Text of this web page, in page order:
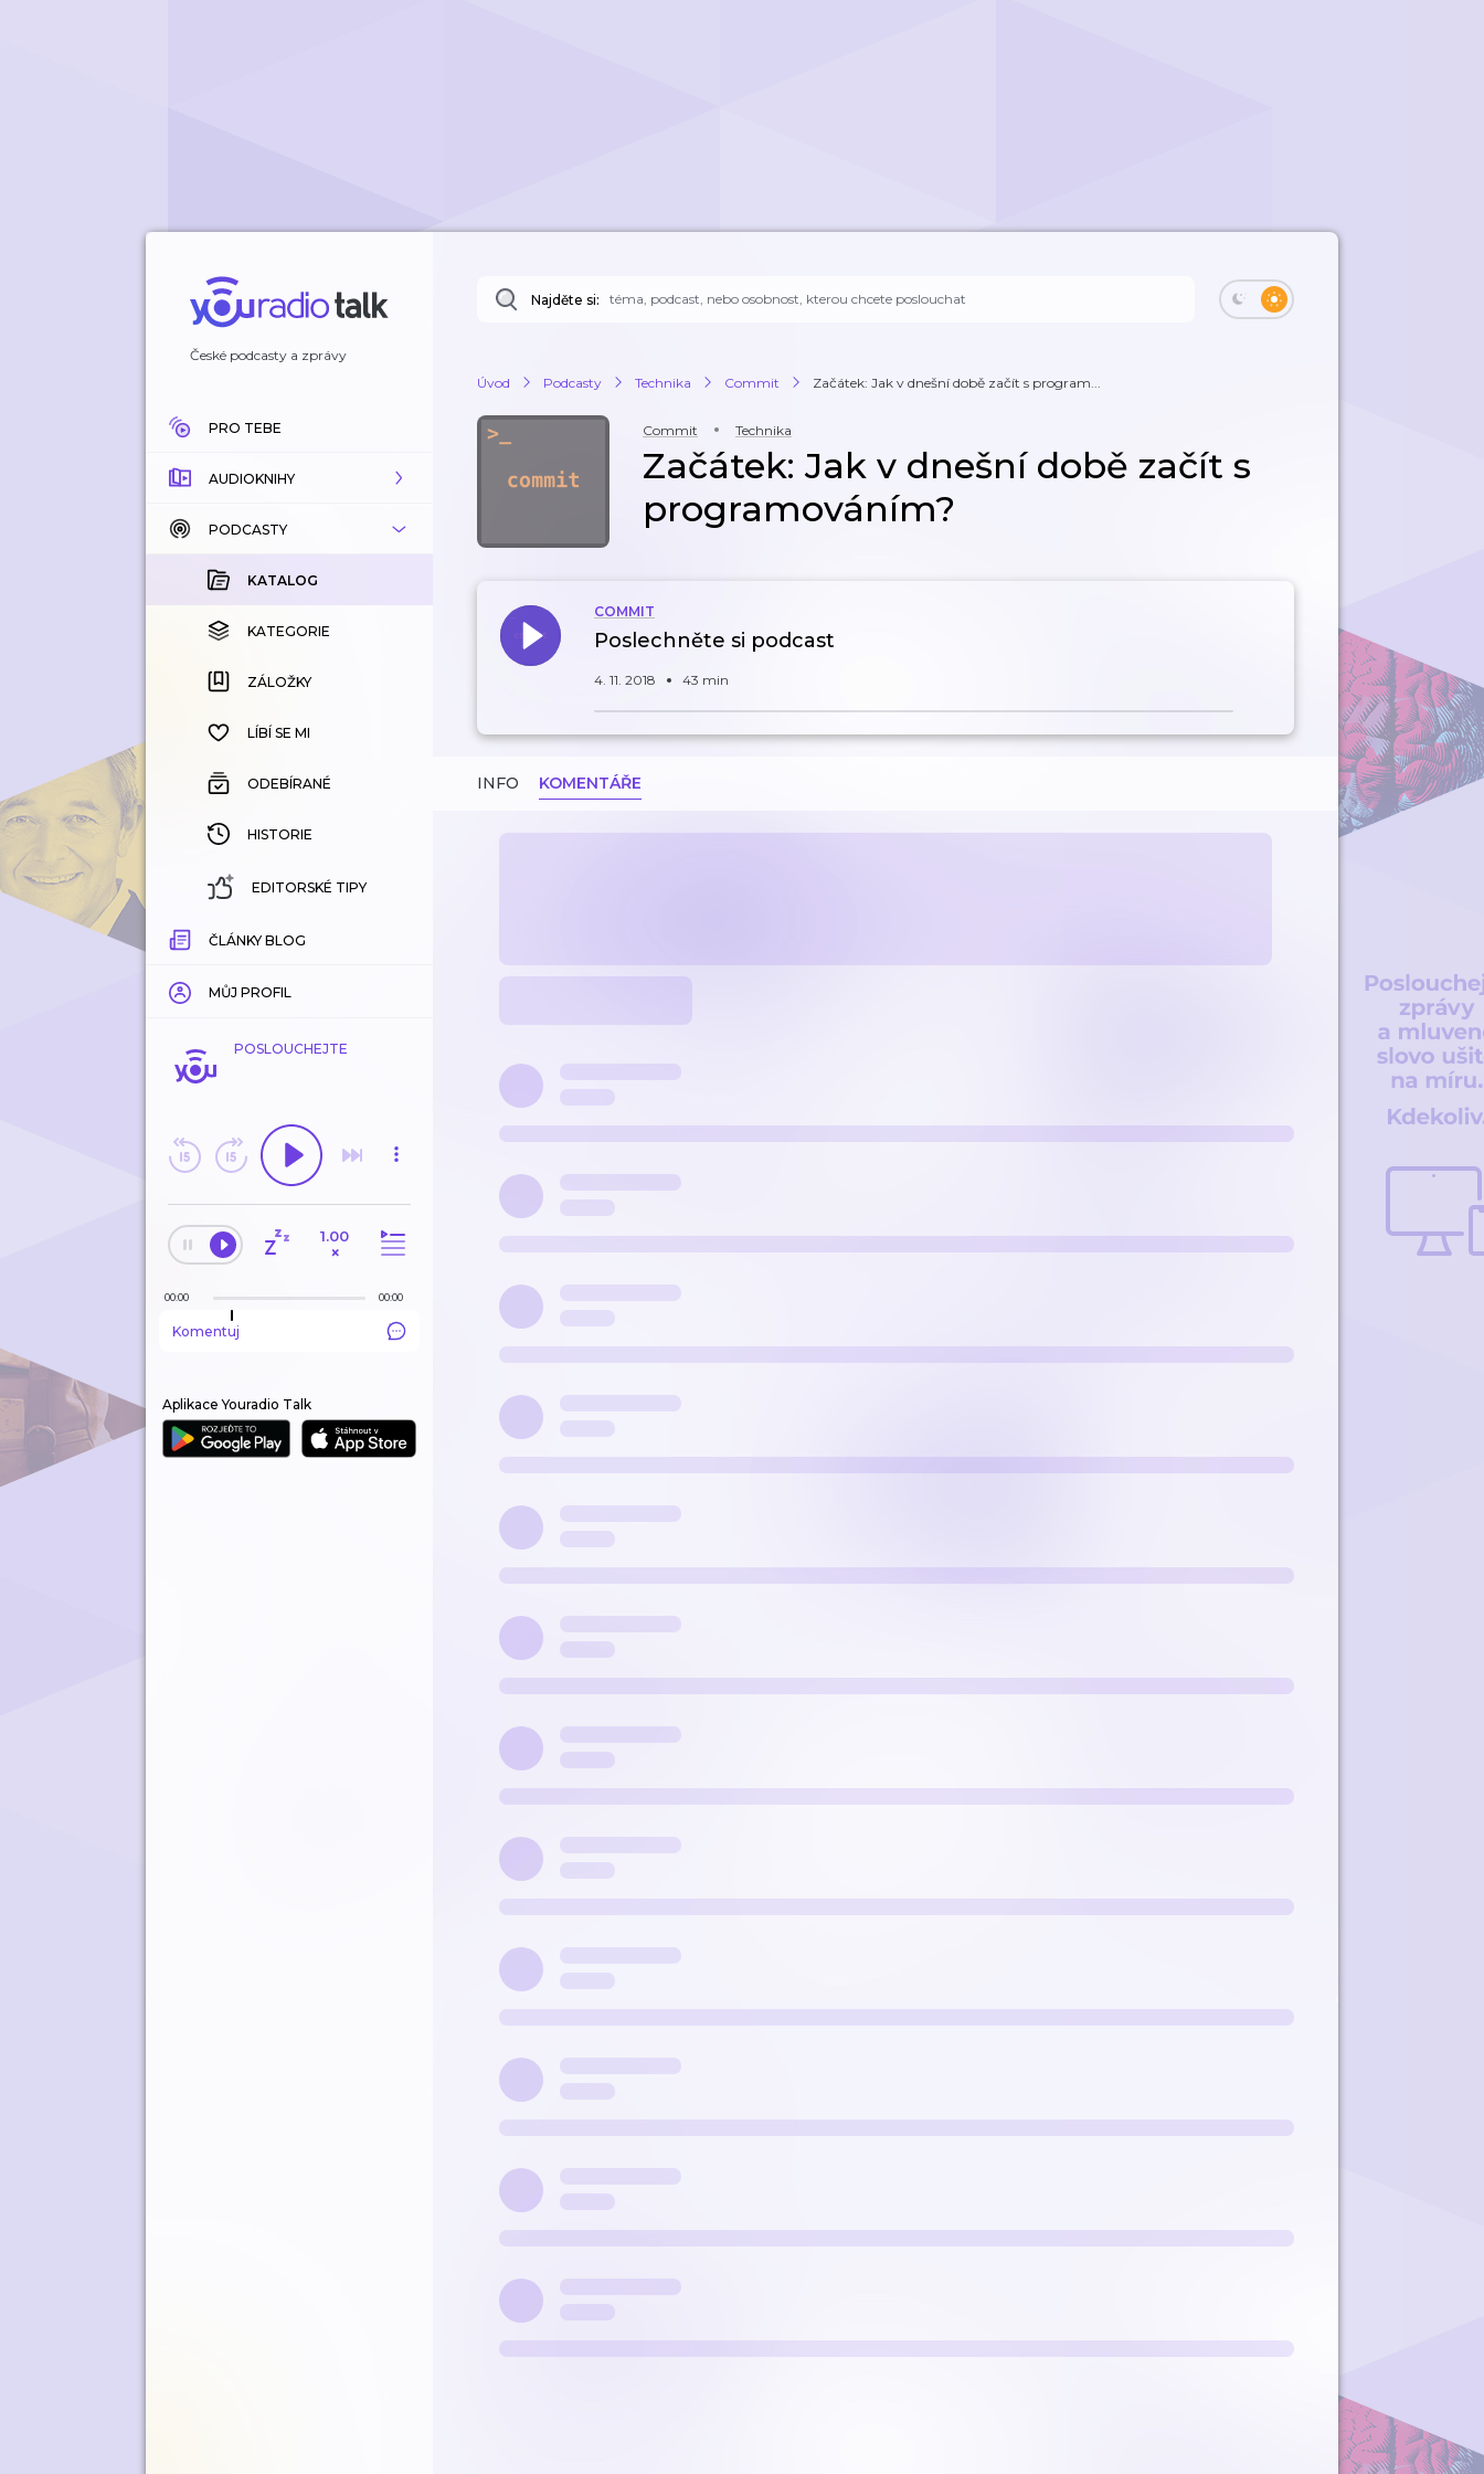
České podcasty a zprávy
PRO TEBE
AUDIOKNIHY
KATALOG
KOUPENÉ
KATEGORIE
ZÁLOŽKY
HISTORIE
PODCASTY
KATALOG
KATEGORIE
ZÁLOŽKY
LÍBÍ SE MI
ODEBÍRANÉ
HISTORIE
EDITORSKÉ TIPY
ČLÁNKY BLOG
MŮJ PROFIL
POSLOUCHEJTE
1.00
×
00:00 00:00
Komentuj
Aplikace Youradio Talk
Najděte si:
Úvod Podcasty Technika Commit Začátek: Jak v dnešní době začít s program...
Commit Technika
Začátek: Jak v dnešní době začít s
programováním?
COMMIT
Poslechněte si podcast
4. 11. 2018 43 min
INFO KOMENTÁŘE